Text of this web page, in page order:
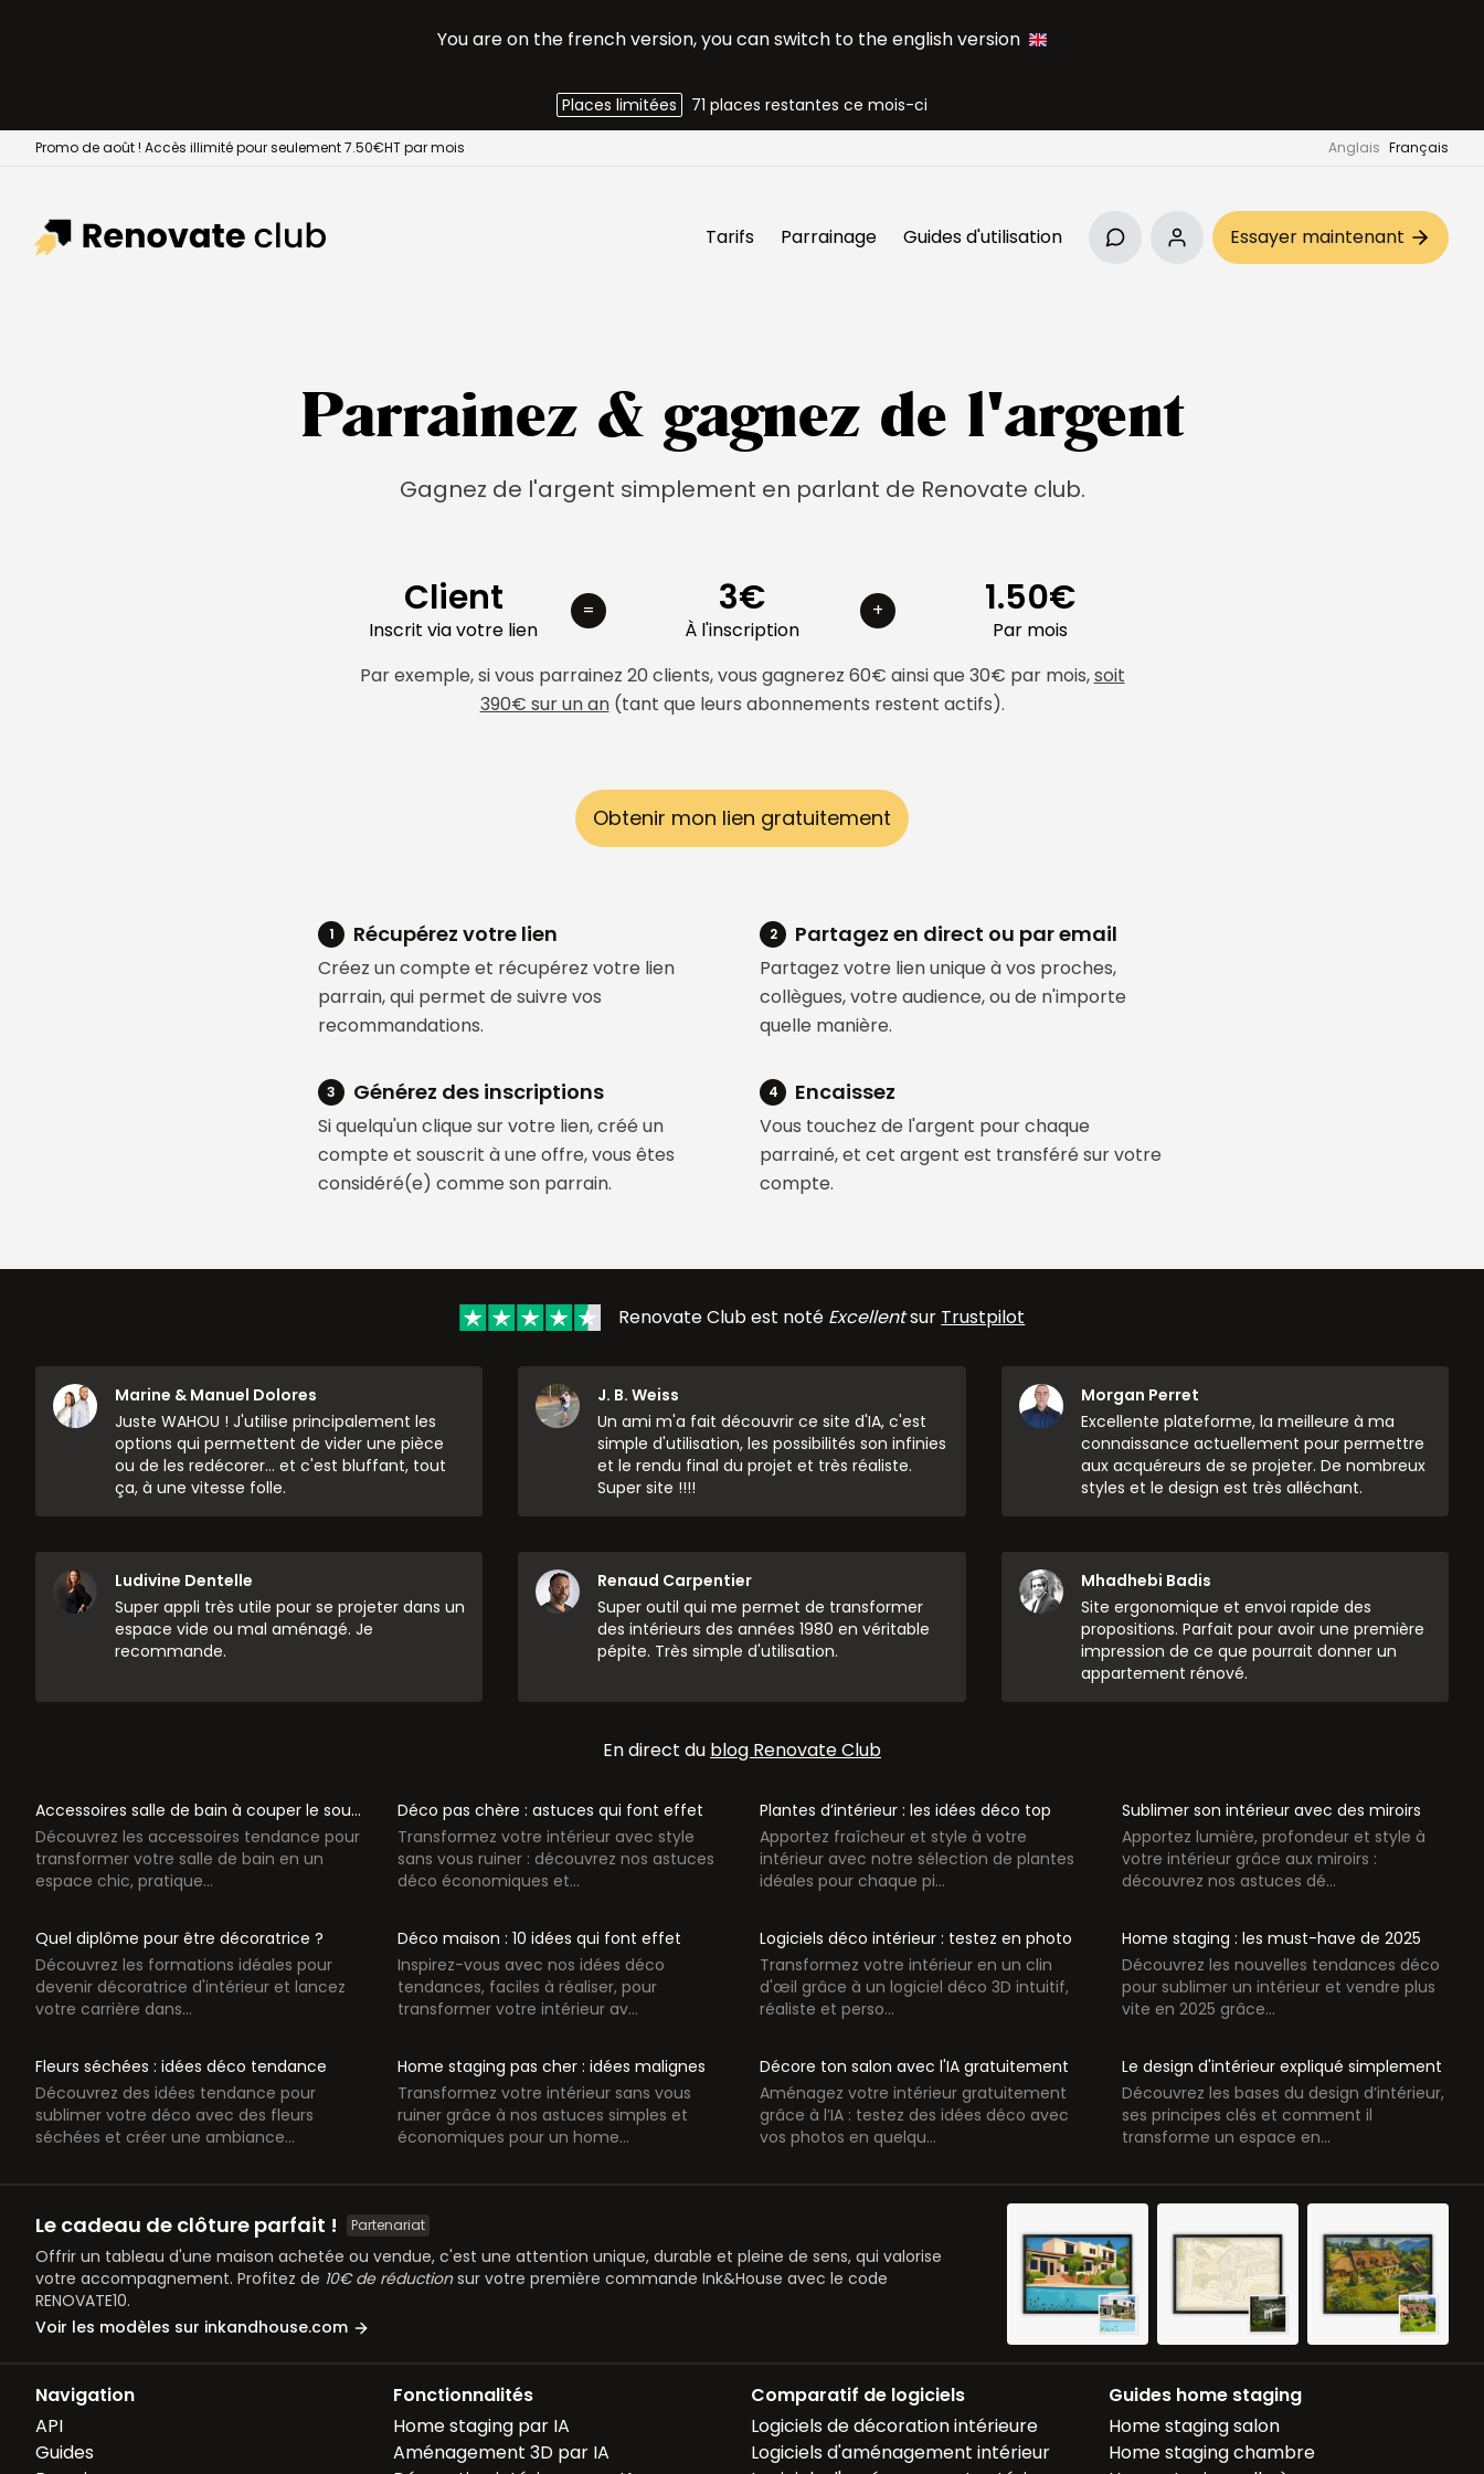
You are on the french version,you can switch to the english version
Places limitées 71 places restantes ce mois-ci
Promo de août ! Accès illimité pour seulement 7.50€HT par mois Anglais Français
Tarifs Parrainage Guides d'utilisation Essayer maintenant
Parrainez & gagnez de l'argent
Gagnez de l'argent simplement en parlant de Renovate club.
Client
Inscrit via votre lien
= 3€
À l'inscription
+ 1.50€
Par mois
Par exemple, si vous parrainez 20 clients, vous gagnerez 60€ ainsi que 30€ par mois,soit
390€ sur un an(tant que leurs abonnements restent actifs).
Obtenir mon lien gratuitement
1 Récupérez votre lien
Créez un compte et récupérez votre lien
parrain, qui permet de suivre vos
recommandations.
2 Partagez en direct ou par email
Partagez votre lien unique à vos proches,
collègues, votre audience, ou de n'importe
quelle manière.
3 Générez des inscriptions
Si quelqu'un clique sur votre lien, créé un
compte et souscrit à une offre, vous êtes
considéré(e) comme son parrain.
4 Encaissez
Vous touchez de l'argent pour chaque
parrainé, et cet argent est transféré sur votre
compte.
Renovate Club est noté Excellentsur Trustpilot
Marine & Manuel Dolores
Juste WAHOU ! J'utilise principalement les
options qui permettent de vider une pièce
ou de les redécorer... et c'est bluffant, tout
ça, à une vitesse folle.
J. B. Weiss
Un ami m'a fait découvrir ce site d'IA, c'est
simple d'utilisation, les possibilités son infinies
et le rendu final du projet et très réaliste.
Super site !!!!
Morgan Perret
Excellente plateforme, la meilleure à ma
connaissance actuellement pour permettre
aux acquéreurs de se projeter. De nombreux
styles et le design est très alléchant.
Ludivine Dentelle
Super appli très utile pour se projeter dans un
espace vide ou mal aménagé. Je
recommande.
Renaud Carpentier
Super outil qui me permet de transformer
des intérieurs des années 1980 en véritable
pépite. Très simple d'utilisation.
Mhadhebi Badis
Site ergonomique et envoi rapide des
propositions. Parfait pour avoir une première
impression de ce que pourrait donner un
appartement rénové.
En direct du blog Renovate Club
Accessoires salle de bain à couper le souffle
Découvrez les accessoires tendance pour
transformer votre salle de bain en un
espace chic, pratique...
Déco pas chère : astuces qui font effet
Transformez votre intérieur avec style
sans vous ruiner : découvrez nos astuces
déco économiques et...
Plantes d’intérieur : les idées déco top
Apportez fraîcheur et style à votre
intérieur avec notre sélection de plantes
idéales pour chaque pi...
Sublimer son intérieur avec des miroirs
Apportez lumière, profondeur et style à
votre intérieur grâce aux miroirs :
découvrez nos astuces dé...
Quel diplôme pour être décoratrice ?
Découvrez les formations idéales pour
devenir décoratrice d'intérieur et lancez
votre carrière dans...
Déco maison : 10 idées qui font effet
Inspirez-vous avec nos idées déco
tendances, faciles à réaliser, pour
transformer votre intérieur av...
Logiciels déco intérieur : testez en photo
Transformez votre intérieur en un clin
d'œil grâce à un logiciel déco 3D intuitif,
réaliste et perso...
Home staging : les must-have de 2025
Découvrez les nouvelles tendances déco
pour sublimer un intérieur et vendre plus
vite en 2025 grâce...
Fleurs séchées : idées déco tendance
Découvrez des idées tendance pour
sublimer votre déco avec des fleurs
séchées et créer une ambiance...
Home staging pas cher : idées malignes
Transformez votre intérieur sans vous
ruiner grâce à nos astuces simples et
économiques pour un home...
Décore ton salon avec l'IA gratuitement
Aménagez votre intérieur gratuitement
grâce à l’IA : testez des idées déco avec
vos photos en quelqu...
Le design d'intérieur expliqué simplement
Découvrez les bases du design d’intérieur,
ses principes clés et comment il
transforme un espace en...
Le cadeau de clôture parfait ! Partenariat
Offrir un tableau d'une maison achetée ou vendue, c'est une attention unique, durable et pleine de sens, qui valorise
votre accompagnement. Profitez de 10€ de réductionsur votre première commande Ink&House avec le code
RENOVATE10.
Voir les modèles sur inkandhouse.com
Navigation
API
Guides
Fonctionnalités
Home staging par IA
Aménagement 3D par IA
Comparatif de logiciels
Logiciels de décoration intérieure
Logiciels d'aménagement intérieur
Guides home staging
Home staging salon
Home staging chambre